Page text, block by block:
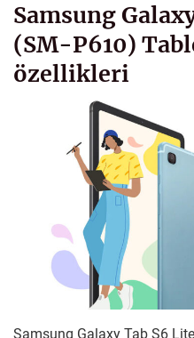
Samsung
(SM-P610)
özellikleri
Samsung Galaxy Tab S6